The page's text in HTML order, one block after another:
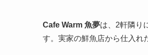
Cafe Warm 魚夢は、2軒隣り
す。実家の鮮魚店から仕入れ